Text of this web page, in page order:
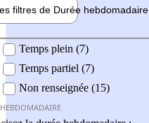
filtres de Durée hebdomadaire
Temps plein (7)
Temps partiel (7)
Non renseignée (15)